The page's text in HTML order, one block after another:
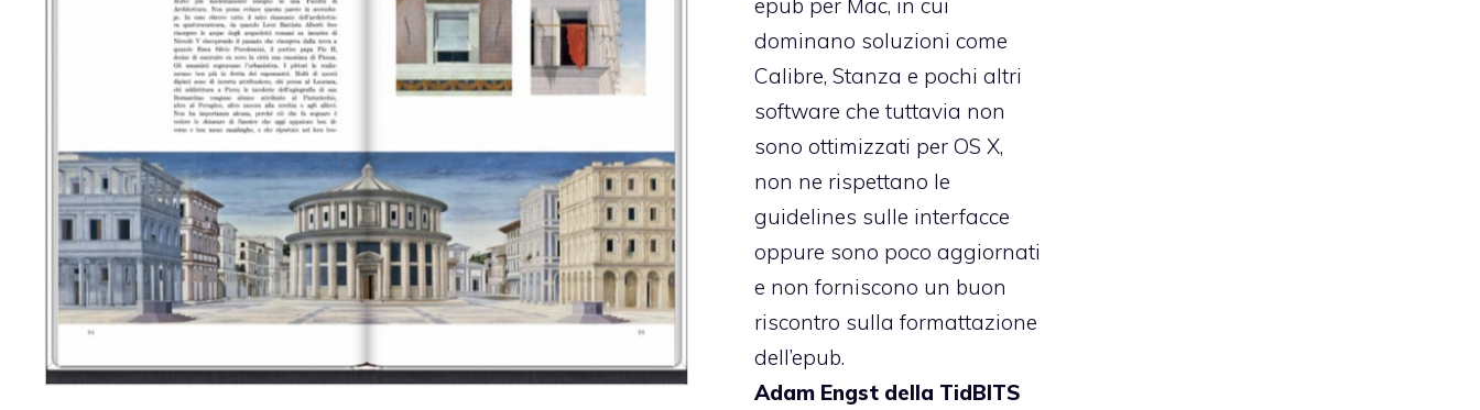
dominano soluzioni come
Calibre, Stanza e pochi altri
software che tuttavia non
sono ottimizzati per OS X,
non ne rispettano le
guidelines sulle interfacce
oppure sono poco aggiornati
e non forniscono un buon
riscontro sulla formattazione
dell’epub.
Adam Engst della TidBITS